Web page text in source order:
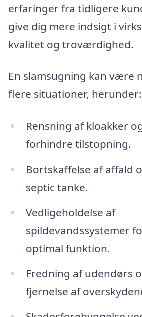
erfaringer fra tidligere
give dig mere indsigt i
kvalitet og troværdighed.
En slamsugning kan være
flere situationer, herunder:
Rensning af kloakker
forhindre tilstopning.
Bortskaffelse af affald
septic tanke.
Vedligeholdelse af
spildevandssystemer
optimal funktion.
Fredning af udendørs
fjernelse af